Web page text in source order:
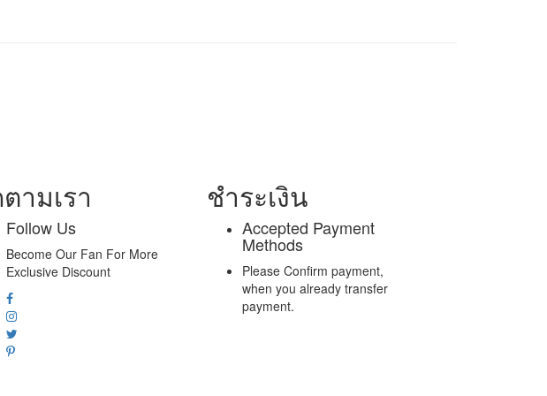
ามเรา
Follow Us
Become Our Fan For More
Exclusive Discount
ชำระเงิน
Accepted Payment
Methods
Please Confirm payment,
when you already transfer
payment.